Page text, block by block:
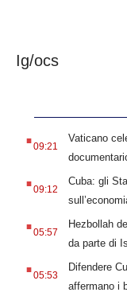
Ig/ocs
.09:21
Vaticano
.09:12
Cuba: gli
.05:57
Hezbollah
da parte di
.05:53
Difendere
affermano i